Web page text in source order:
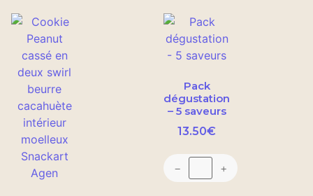
Pack
dégustation
– 5 saveurs
13.50€
− +